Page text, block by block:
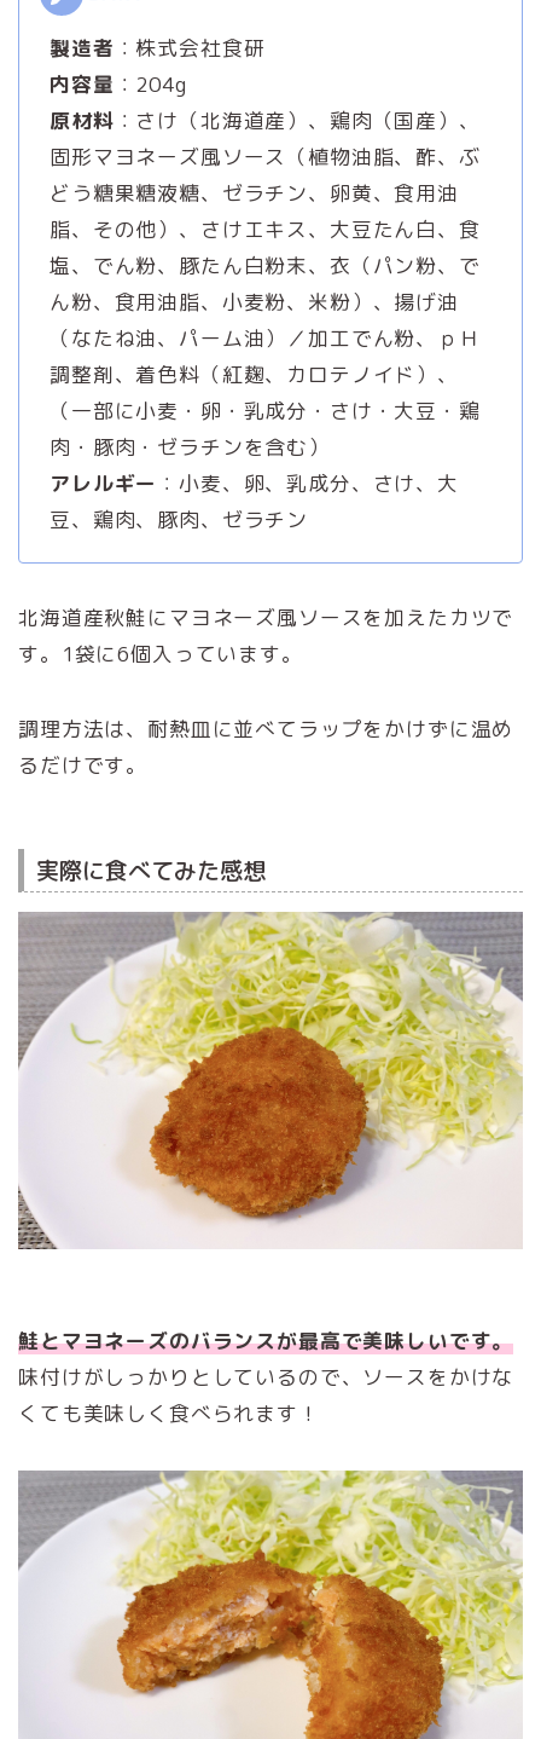
製造者 ：株式会社食研
内容量 ：204g
原材料 ：さけ（北海道産）、鶏肉（国産）、
固形マヨネーズ風ソース（植物油脂、酢、ぶ
どう糖果糖液糖、ゼラチン、卵黄、食用油
脂、その他）、さけエキス、大豆たん白、食
塩、でん粉、豚たん白粉末、衣（パン粉、で
ん粉、食用油脂、小麦粉、米粉）、揚げ油
（なたね油、パーム油）／加工でん粉、ｐＨ
調整剤、着色料（紅麹、カロテノイド）、
（一部に小麦・卵・乳成分・さけ・大豆・鶏
肉・豚肉・ゼラチンを含む）
アレルギー ：小麦、卵、乳成分、さけ、大
豆、鶏肉、豚肉、ゼラチン
北海道産秋鮭にマヨネーズ風ソースを加えたカツで
す。1袋に6個入っています。
調理方法は、耐熱皿に並べてラップをかけずに温め
るだけです。
実際に食べてみた感想
鮭とマヨネーズのバランスが最高で美味しいです。
味付けがしっかりとしているので、ソースをかけな
くても美味しく食べられます！